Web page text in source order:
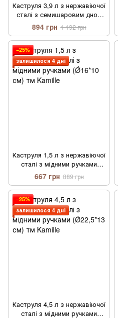
Каструля 3,9 л з нержавіючої
сталі з семишаровим дном
(Ǿ20*12,5 см) тм Kamille
894 грн 1 192 грн
−25%
залишилося 4 дні
Каструля 1,5 л з нержавіючої
сталі з мідними ручками
(Ǿ16*10 см) тм Kamille
667 грн 889 грн
−25%
залишилося 4 дні
Каструля 4,5 л з нержавіючої
сталі з мідними ручками